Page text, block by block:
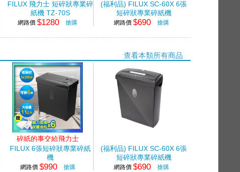
FILUX 飛力士 短碎狀專業碎
紙機 TZ-70S
網路價 $1280 搶購
(福利品) FILUX SC-60X 6張
短碎狀專業碎紙機
網路價 $690 搶購
查看本類所有商品
碎紙的事交給飛力士
FILUX 6張短碎狀專業碎紙
機
網路價 $990 搶購
(福利品) FILUX SC-60X 6張
短碎狀專業碎紙機
網路價 $690 搶購